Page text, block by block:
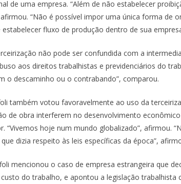
de uma empresa. “Além de não estabelecer
“Não é possível impor uma única forma de
fluxo de produção dentro de sua
não pode ser confundida com a
aos direitos trabalhistas e previdenciários do
o descaminho ou o contrabando”, comparou.
também votou favoravelmente ao uso da
de obra interferem no desenvolvimento
“Vivemos hoje num mundo globalizado”, afirmou.
dizia respeito às leis específicas da época”,
mencionou o caso de empresa estrangeira que
do trabalho, e apontou a legislação trabalhista